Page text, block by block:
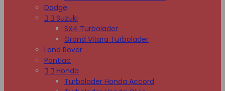
Dodge
  Suzuki
SX4 Turbolader
Grand Vitara Turbolader
Land Rover
Pontiac
  Honda
Turbolader Honda Accord